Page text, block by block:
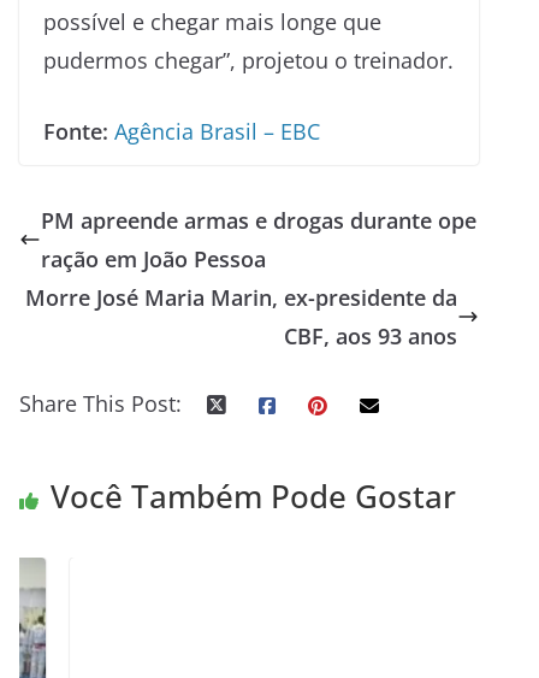
possível e chegar mais longe que
pudermos chegar”, projetou o treinador.
Fonte: Agência Brasil – EBC
PM apreende armas e drogas durante ope
ração em João Pessoa
Morre José Maria Marin, ex-presidente da
CBF, aos 93 anos
Share This Post:
Você Também Pode Gostar